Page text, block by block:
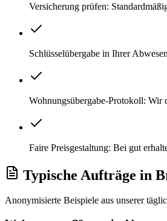
Versicherung prüfen:
Schlüsselübergabe in Ihrer
Wohnungsübergabe-Protokoll:
Faire Preisgestaltung: Bei gut
Typische Aufträge in
Anonymisierte Beispiele aus unserer